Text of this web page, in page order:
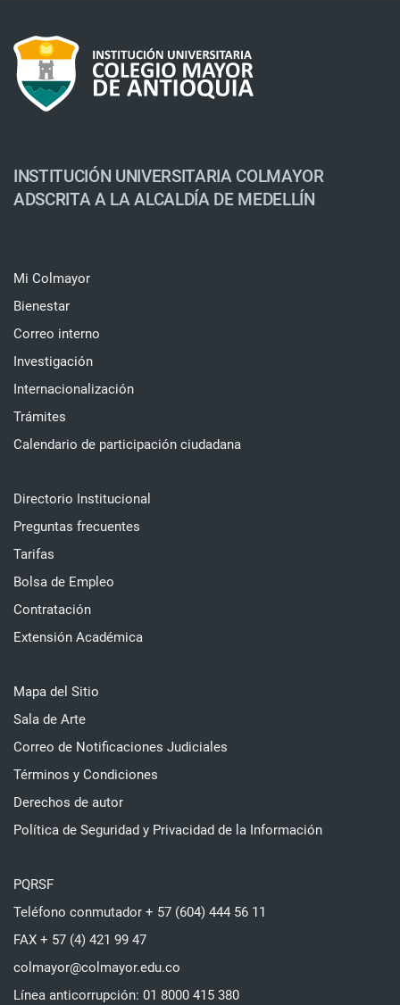
INSTITUCIÓN UNIVERSITARIA COLMAYOR
ADSCRITA A LA ALCALDÍA DE MEDELLÍN
Mi Colmayor
Bienestar
Correo interno
Investigación
Internacionalización
Trámites
Calendario de participación ciudadana
Directorio Institucional
Preguntas frecuentes
Tarifas
Bolsa de Empleo
Contratación
Extensión Académica
Mapa del Sitio
Sala de Arte
Correo de Notificaciones Judiciales
Términos y Condiciones
Derechos de autor
Política de Seguridad y Privacidad de la Información
PQRSF
Teléfono conmutador + 57 (604) 444 56 11
FAX + 57 (4) 421 99 47
colmayor@colmayor.edu.co
Línea anticorrupción: 01 8000 415 380